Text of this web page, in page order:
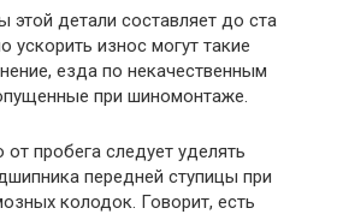
детали составляет до ста
ускорить износ могут такие
езда по некачественным
при шиномонтаже.
пробега следует уделять
передней ступицы при
колодок. Говорит, есть